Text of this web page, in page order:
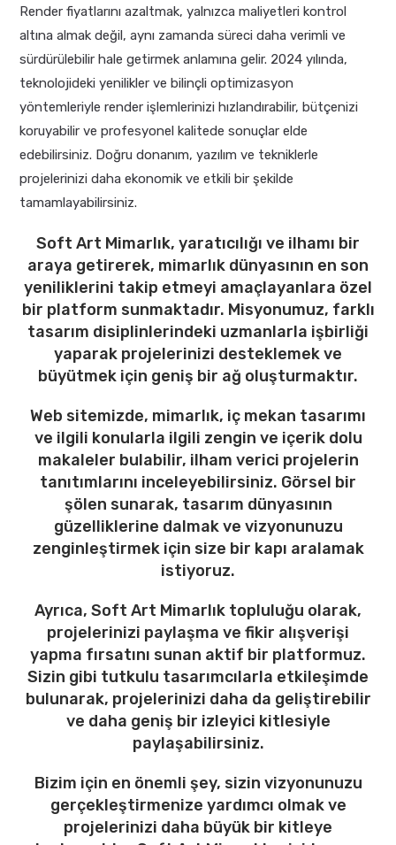
Render fiyatlarını azaltmak, yalnızca maliyetleri kontrol
altına almak değil, aynı zamanda süreci daha verimli ve
sürdürülebilir hale getirmek anlamına gelir. 2024 yılında,
teknolojideki yenilikler ve bilinçli optimizasyon
yöntemleriyle render işlemlerinizi hızlandırabilir, bütçenizi
koruyabilir ve profesyonel kalitede sonuçlar elde
edebilirsiniz. Doğru donanım, yazılım ve tekniklerle
projelerinizi daha ekonomik ve etkili bir şekilde
tamamlayabilirsiniz.
Soft Art Mimarlık, yaratıcılığı ve ilhamı bir
araya getirerek, mimarlık dünyasının en son
yeniliklerini takip etmeyi amaçlayanlara özel
bir platform sunmaktadır. Misyonumuz, farklı
tasarım disiplinlerindeki uzmanlarla işbirliği
yaparak projelerinizi desteklemek ve
büyütmek için geniş bir ağ oluşturmaktır.
Web sitemizde, mimarlık, iç mekan tasarımı
ve ilgili konularla ilgili zengin ve içerik dolu
makaleler bulabilir, ilham verici projelerin
tanıtımlarını inceleyebilirsiniz. Görsel bir
şölen sunarak, tasarım dünyasının
güzelliklerine dalmak ve vizyonunuzu
zenginleştirmek için size bir kapı aralamak
istiyoruz.
Ayrıca, Soft Art Mimarlık topluluğu olarak,
projelerinizi paylaşma ve fikir alışverişi
yapma fırsatını sunan aktif bir platformuz.
Sizin gibi tutkulu tasarımcılarla etkileşimde
bulunarak, projelerinizi daha da geliştirebilir
ve daha geniş bir izleyici kitlesiyle
paylaşabilirsiniz.
Bizim için en önemli şey, sizin vizyonunuzu
gerçekleştirmenize yardımcı olmak ve
projelerinizi daha büyük bir kitleye